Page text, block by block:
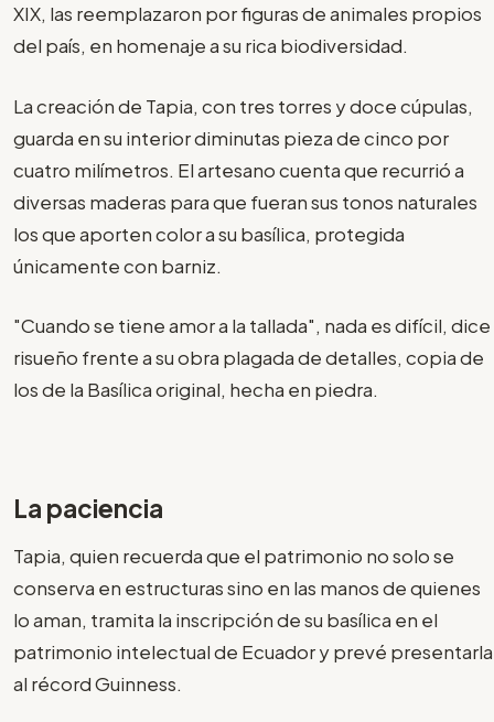
XIX, las reemplazaron por figuras de animales propios
del país, en homenaje a su rica biodiversidad.
La creación de Tapia, con tres torres y doce cúpulas,
guarda en su interior diminutas pieza de cinco por
cuatro milímetros. El artesano cuenta que recurrió a
diversas maderas para que fueran sus tonos naturales
los que aporten color a su basílica, protegida
únicamente con barniz.
"Cuando se tiene amor a la tallada", nada es difícil, dice
risueño frente a su obra plagada de detalles, copia de
los de la Basílica original, hecha en piedra.
La paciencia
Tapia, quien recuerda que el patrimonio no solo se
conserva en estructuras sino en las manos de quienes
lo aman, tramita la inscripción de su basílica en el
patrimonio intelectual de Ecuador y prevé presentarla
al récord Guinness.